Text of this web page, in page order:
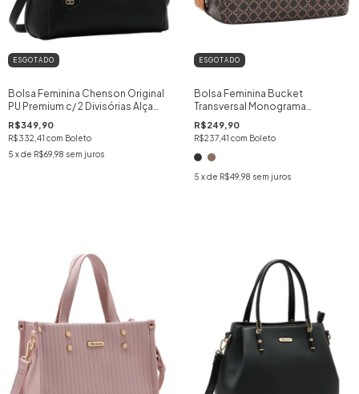
ESGOTADO
Bolsa Feminina Chenson Original
PU Premium c/ 2 Divisórias Alça
Tiracolo Detalhe Chic Mão
Ombro cor:PRETO
R$349,90
R$332,41 com Boleto
5 x de R$69,98 sem juros
ESGOTADO
Bolsa Feminina Bucket
Transversal Monograma
Chenson Original
R$249,90
R$237,41 com Boleto
5 x de R$49,98 sem juros